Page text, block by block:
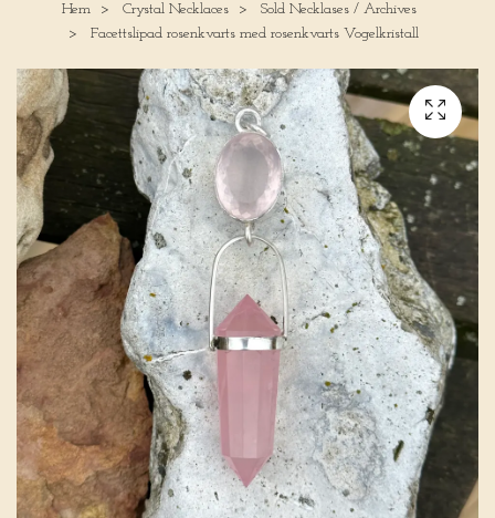
Hem Crystal Necklaces
Sold Necklases / Archives
Facettslipad rosenkvarts med rosenkvarts Vogelkristall